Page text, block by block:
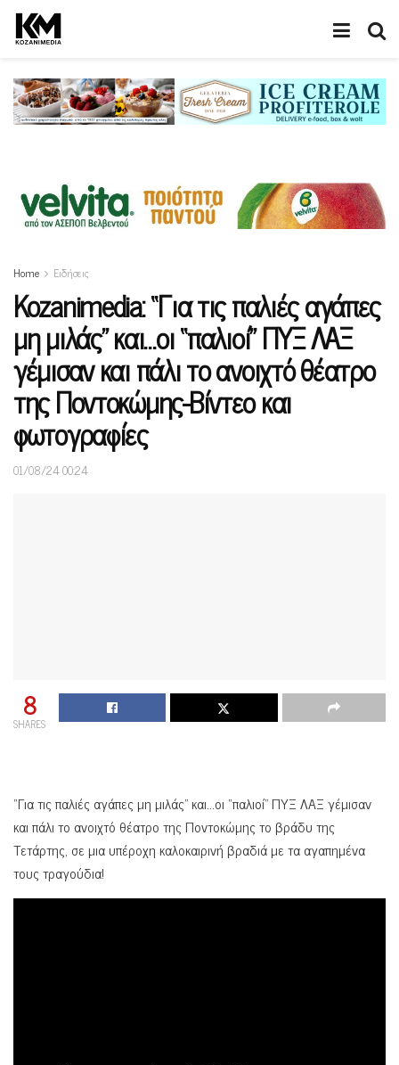
Home Ειδήσεις
Kozanimedia: “Για τις παλιές αγάπες
μη μιλάς” και…οι “παλιοί” ΠΥΞ ΛΑΞ
γέμισαν και πάλι το ανοιχτό θέατρο
της Ποντοκώμης-Βίντεο και
φωτογραφίες
01/08/24 00:24
8
SHARES
“Για τις παλιές αγάπες μη μιλάς” και…οι “παλιοί” ΠΥΞ ΛΑΞ γέμισαν
και πάλι το ανοιχτό θέατρο της Ποντοκώμης το βράδυ της
Τετάρτης, σε μια υπέροχη καλοκαιρινή βραδιά με τα αγαπημένα
τους τραγούδια!